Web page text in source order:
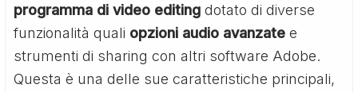
programma di video editing dotato di diverse
funzionalità quali opzioni audio avanzate e
strumenti di sharing con altri software Adobe.
Questa è una delle sue caratteristiche principali,